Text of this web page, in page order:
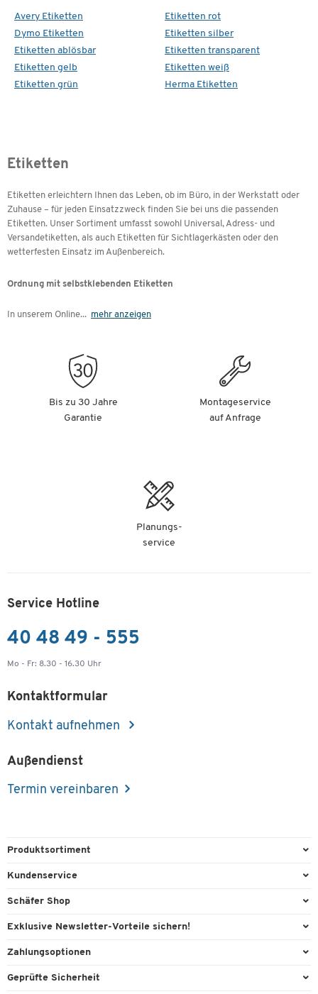
Avery Etiketten
Dymo Etiketten
Etiketten ablösbar
Etiketten gelb
Etiketten grün
Etiketten rot
Etiketten silber
Etiketten transparent
Etiketten weiß
Herma Etiketten
Etiketten
Etiketten erleichtern Ihnen das Leben, ob im Büro, in der Werkstatt oder
Zuhause – für jeden Einsatzzweck finden Sie bei uns die passenden
Etiketten. Unser Sortiment umfasst sowohl Universal, Adress- und
Versandetiketten, als auch Etiketten für Sichtlagerkästen oder den
wetterfesten Einsatz im Außenbereich.
Ordnung mit selbstklebenden Etiketten
In unserem Online... mehr anzeigen
Bis zu 30 Jahre
Garantie
Montageservice
auf Anfrage
Planungs-
service
Service Hotline
40 48 49 - 555
Mo - Fr: 8.30 - 16.30 Uhr
Kontaktformular
Kontakt aufnehmen
Außendienst
Termin vereinbaren
Produktsortiment
Büroausstattung
Reinigung & Hygiene
Technik
Kundenservice
Direktbestellung
Lieferinformationen
Rufnummernüberblick
Schäfer Shop
AGB
Cookie-Einstellungen
Exklusive Newsletter-Vorteile sichern!
Willkommensgeschenk
Zahlungsoptionen
Paypal
Geprüfte Sicherheit